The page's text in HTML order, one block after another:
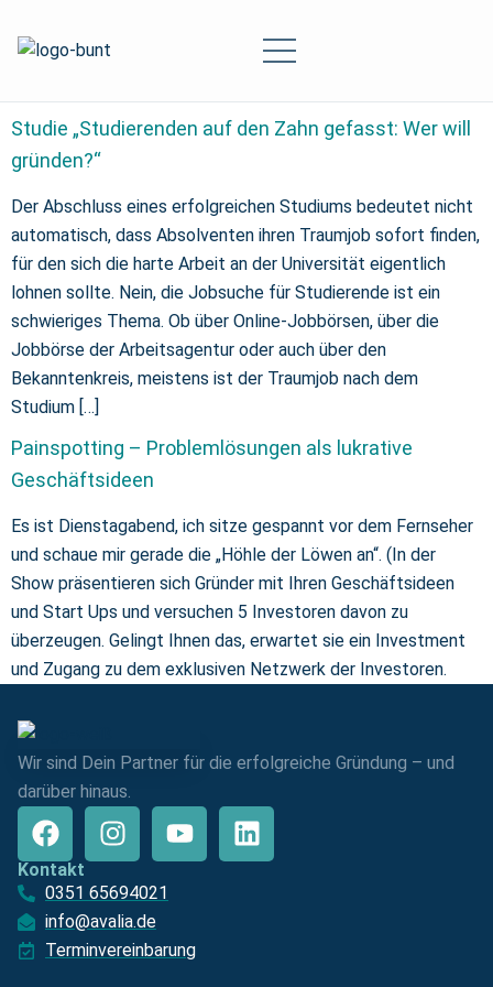
Studie „Studierenden auf den Zahn gefasst: Wer will
gründen?“
Der Abschluss eines erfolgreichen Studiums bedeutet nicht
automatisch, dass Absolventen ihren Traumjob sofort finden,
für den sich die harte Arbeit an der Universität eigentlich
lohnen sollte. Nein, die Jobsuche für Studierende ist ein
schwieriges Thema. Ob über Online-Jobbörsen, über die
Jobbörse der Arbeitsagentur oder auch über den
Bekanntenkreis, meistens ist der Traumjob nach dem
Studium […]
Painspotting – Problemlösungen als lukrative
Geschäftsideen
Es ist Dienstagabend, ich sitze gespannt vor dem Fernseher
und schaue mir gerade die „Höhle der Löwen an“. (In der
Show präsentieren sich Gründer mit Ihren Geschäftsideen
und Start Ups und versuchen 5 Investoren davon zu
überzeugen. Gelingt Ihnen das, erwartet sie ein Investment
und Zugang zu dem exklusiven Netzwerk der Investoren.
Wir sind Dein Partner für die erfolgreiche Gründung – und
darüber hinaus.
Kontakt
0351 65694021
info@avalia.de
Terminvereinbarung